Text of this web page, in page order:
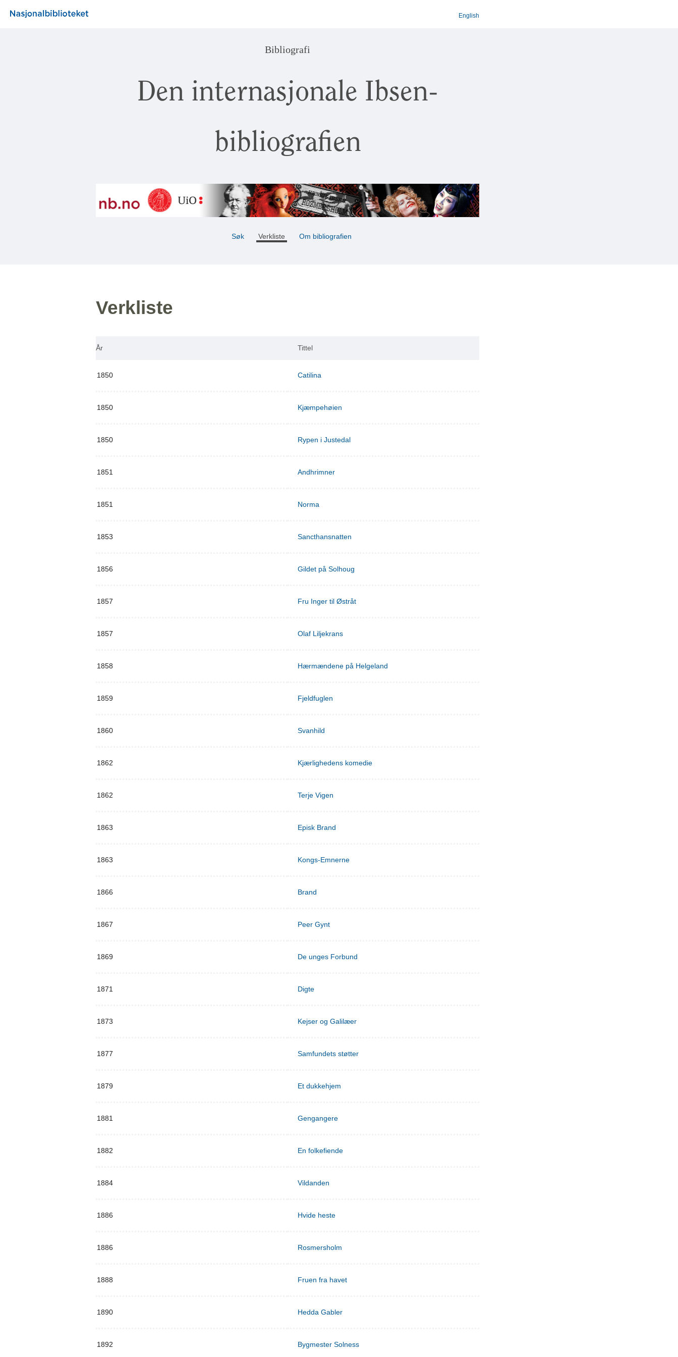
English
Bibliografi
Den internasjonale Ibsen-
bibliografien
Søk Verkliste Om bibliografien
Verkliste
År Tittel
1850 Catilina
1850 Kjæmpehøien
1850 Rypen i Justedal
1851 Andhrimner
1851 Norma
1853 Sancthansnatten
1856 Gildet på Solhoug
1857 Fru Inger til Østråt
1857 Olaf Liljekrans
1858 Hærmændene på Helgeland
1859 Fjeldfuglen
1860 Svanhild
1862 Kjærlighedens komedie
1862 Terje Vigen
1863 Episk Brand
1863 Kongs-Emnerne
1866 Brand
1867 Peer Gynt
1869 De unges Forbund
1871 Digte
1873 Kejser og Galilæer
1877 Samfundets støtter
1879 Et dukkehjem
1881 Gengangere
1882 En folkefiende
1884 Vildanden
1886 Hvide heste
1886 Rosmersholm
1888 Fruen fra havet
1890 Hedda Gabler
1892 Bygmester Solness